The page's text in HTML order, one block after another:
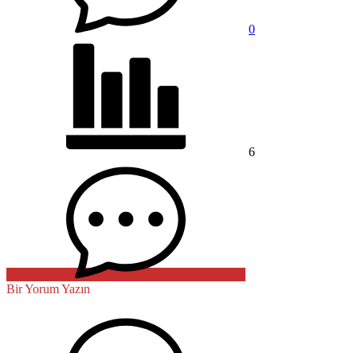
0
6
Bir Yorum Yazın